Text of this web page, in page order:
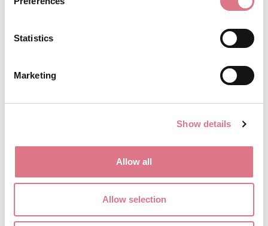
Statistics
Marketing
Show details
Allow all
Allow selection